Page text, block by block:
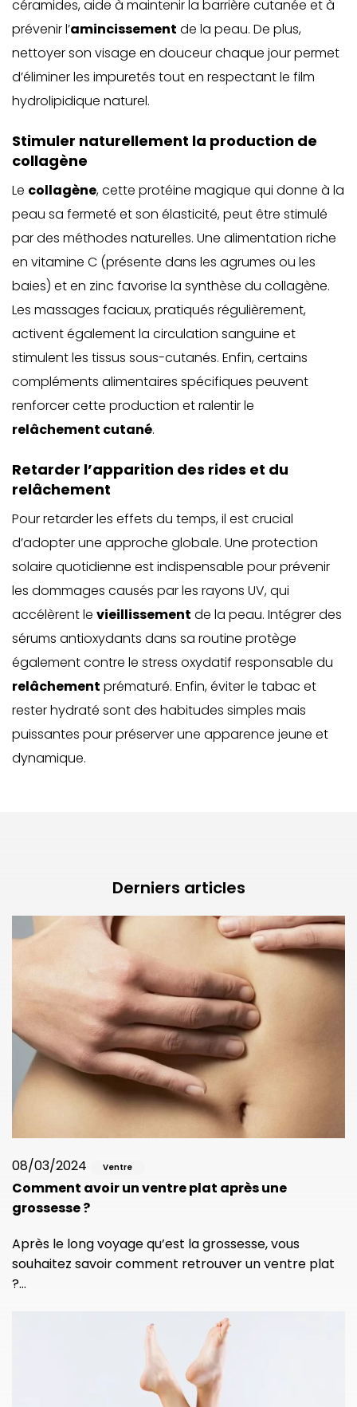
céramides, aide à maintenir la barrière cutanée et à
prévenir l’amincissement de la peau. De plus,
nettoyer son visage en douceur chaque jour permet
d’éliminer les impuretés tout en respectant le film
hydrolipidique naturel.
Stimuler naturellement la production de
collagène
Le collagène, cette protéine magique qui donne à la
peau sa fermeté et son élasticité, peut être stimulé
par des méthodes naturelles. Une alimentation riche
en vitamine C (présente dans les agrumes ou les
baies) et en zinc favorise la synthèse du collagène.
Les massages faciaux, pratiqués régulièrement,
activent également la circulation sanguine et
stimulent les tissus sous-cutanés. Enfin, certains
compléments alimentaires spécifiques peuvent
renforcer cette production et ralentir le
relâchement cutané.
Retarder l’apparition des rides et du
relâchement
Pour retarder les effets du temps, il est crucial
d’adopter une approche globale. Une protection
solaire quotidienne est indispensable pour prévenir
les dommages causés parles rayons UV, qui
accélèrent le vieillissement de la peau. Intégrer des
sérums antioxydants dans sa routine protège
également contre le stress oxydatif responsable du
relâchement prématuré. Enfin, éviter le tabac et
rester hydraté sont des habitudes simples mais
puissantes pour préserver une apparence jeune et
dynamique.
Derniers articles
08/03/2024 Ventre
Comment avoir un ventre plat après une
grossesse ?
Après le long voyage qu’est la grossesse, vous
souhaitez savoir comment retrouver un ventre plat
?…